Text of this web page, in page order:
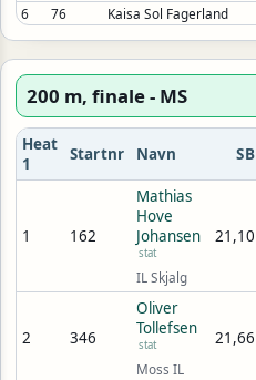
6
76 Kaisa Sol Fagerland
200 m, finale - MS
Heat
1
Startnr Navn SB
1 162
Mathias
Hove
Johansen
stat
IL Skjalg
21,10
2 346
Oliver
Tollefsen
stat
Moss IL
21,66